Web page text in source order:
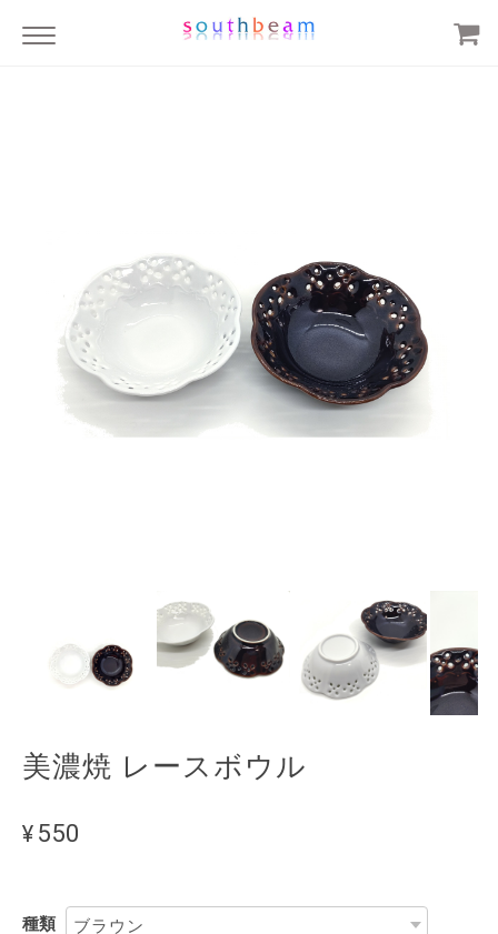
美濃焼 レースボウル
¥550
種類